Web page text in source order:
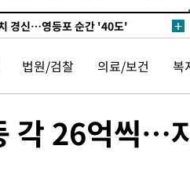
경신…영등포 순간 '40도'
오른 801.67 마감
내린 6296.38 마감
이스X 로켓 달 충돌 흔적 포착
는 승부차기 끝 과달라하라 격파
풍 지나며 폭염 잠시 꺾인다"
법원/검찰 의료/보건 복
각 26억씩…